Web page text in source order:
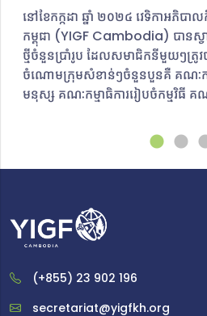
នៅខែកក្កដា ឆ្នាំ ២០២៤ វេទិកាអភិ
កម្ពុជា (YIGF Cambodia) បានស្វ
ថ្មីចំនួនប្រាំរូប ​ដែលសមាជិកនីមួយៗត្រូវ
ចំណោមក្រុមសំខាន់ៗចំនួនបួនគឺ គណៈកម្
មនុស្ស គណៈកម្មាធិការរៀបចំកម្មវិធី គណ
ជាមួយនឹងគោលដៅ​និងបេសកកម្មច្បាស់
ថ្មោងទាំងប្រាំរូបនឹងប្តេជ្ញាចិត្តក្នុងកា
កិច្ចអ៊ីនធឺណិត និងដោះស្រាយបញ្ហាសំ
គណៈកម្មការរៀបចំថ្មីនឹងចូលរួមជាផ្ន
Cambodia ឆ្នាំ២០២៤ ដែលនឹងធ្វើឡ
អត្ថបទនេះ ពួកគេនឹងចែករំលែកដំណើរ
YIGF Cambodia ពិភាក្សាអំពីបញ្
អារម្មណ៍ និងស្វែងរកវិធីដោះស្រាយបញ្ហា
ប្រទេសកម្ពុជា ព្រមទាំងបង្ហាញអំពីបេ
(+855) 23 902 196
secretariat@yigfkh.org